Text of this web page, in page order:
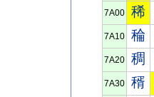
7A00 稀
7A10 稐
7A20 稠
7A30 稰